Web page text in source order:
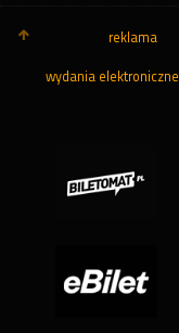
reklama
wydania elektroniczne